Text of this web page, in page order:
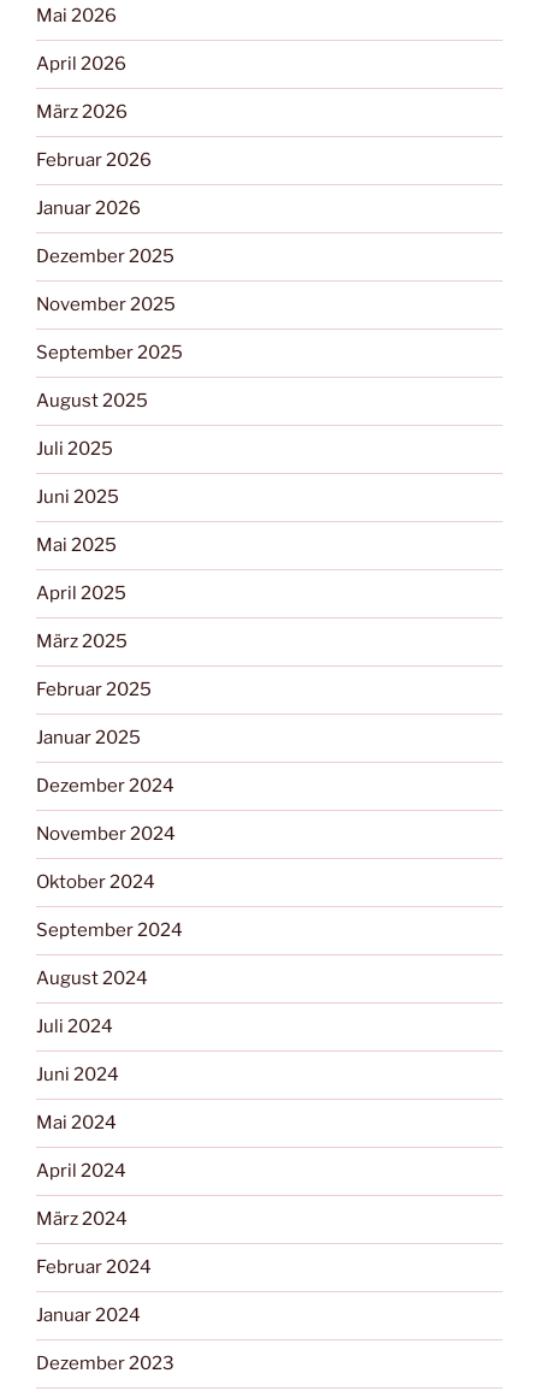
Mai 2026
April 2026
März 2026
Februar 2026
Januar 2026
Dezember 2025
November 2025
September 2025
August 2025
Juli 2025
Juni 2025
Mai 2025
April 2025
März 2025
Februar 2025
Januar 2025
Dezember 2024
November 2024
Oktober 2024
September 2024
August 2024
Juli 2024
Juni 2024
Mai 2024
April 2024
März 2024
Februar 2024
Januar 2024
Dezember 2023